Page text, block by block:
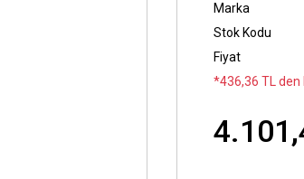
Marka
Stok Kodu
Fiyat
*436,36 TL